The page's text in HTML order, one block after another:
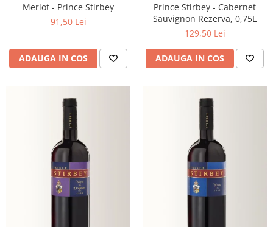
Merlot - Prince Stirbey
91,50 Lei
ADAUGA IN COS
Prince Stirbey - Cabernet
Sauvignon Rezerva, 0,75L
129,50 Lei
ADAUGA IN COS